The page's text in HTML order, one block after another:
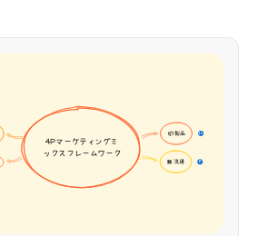
📦 製品 16
🏪 流通 17
4Pマーケティングミ
ックスフレームワーク